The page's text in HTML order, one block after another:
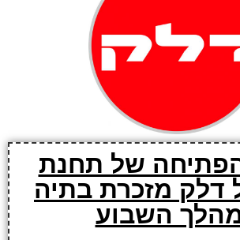
של תחנת
דלק מזכרת בתיה
השבוע